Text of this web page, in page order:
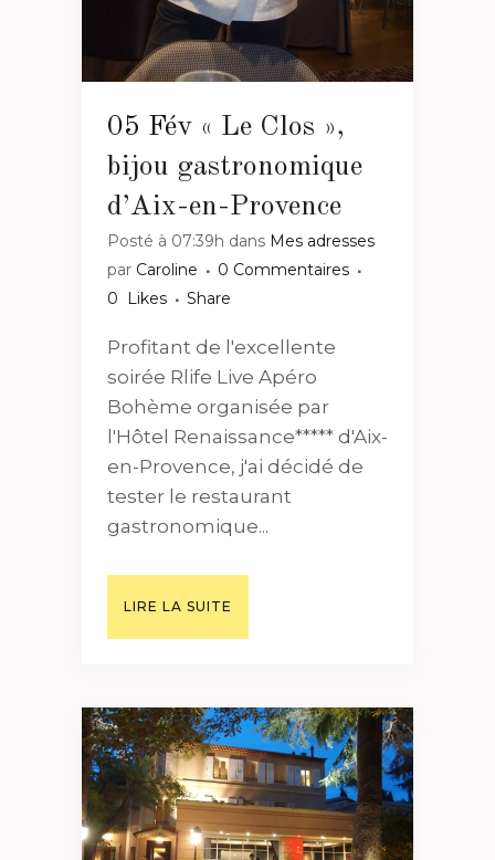
05 Fév « Le Clos »,
bijou gastronomique
d’Aix-en-Provence
Posté à 07:39h dans Mes adresses
par Caroline
0 Commentaires
0
Likes Share
Profitant de l'excellente
soirée Rlife Live Apéro
Bohème organisée par
l'Hôtel Renaissance***** d'Aix-
en-Provence, j'ai décidé de
tester le restaurant
gastronomique...
LIRE LA SUITE